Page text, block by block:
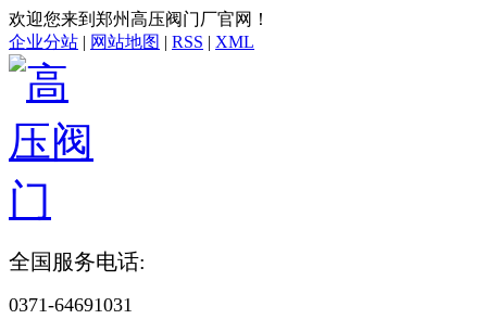
欢迎您来到郑州高压阀门厂官网！
企业分站 | 网站地图 | RSS | XML
全国服务电话:
0371-64691031